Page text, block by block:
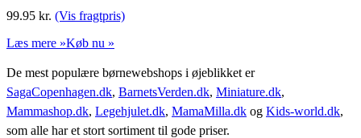
99.95 kr. (Vis fragtpris)
Læs mere »Køb nu »
De mest populære børnewebshops i øjeblikket er
SagaCopenhagen.dk, BarnetsVerden.dk, Miniature.dk,
Mammashop.dk, Legehjulet.dk, MamaMilla.dk og Kids-world.dk,
som alle har et stort sortiment til gode priser.